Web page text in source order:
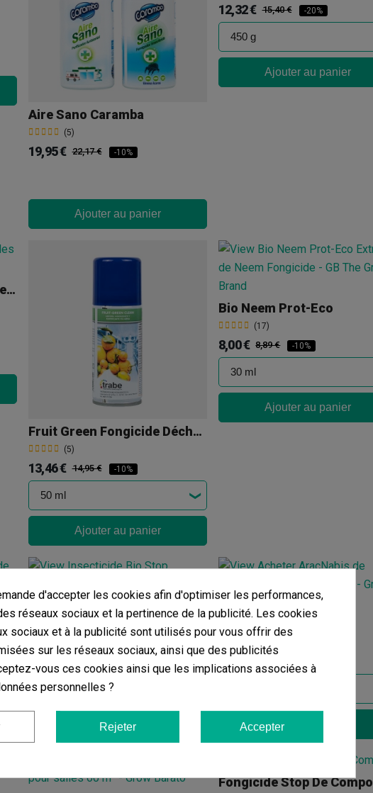
Aire Sano Caramba
(5)
19,95 € 22,17 € -10%
Ajouter au panier
12,32 € 15,40 € -20%
Ajouter au panier
Adalia Bipunctata Contre Les Pucerons
Fruit Green Fongicide Décharge Totale
(5)
13,46 € 14,95 € -10%
Ajouter au panier
Bio Neem Prot-Eco
(17)
8,00 € 8,89 € -10%
Ajouter au panier
Ajouter au panier
Aracnabis
5,56 € -20%
Ajouter au panier
Fongicide Stop De Compo
d'accepter les cookies afin d'optimiser les performances,
réseaux sociaux et la pertinence de la publicité. Les cookies
sociaux et à la publicité sont utilisés pour vous offrir des
sur les réseaux sociaux, ainsi que des publicités
vous ces cookies ainsi que les implications associées à
personnelles ?
Rejeter Accepter